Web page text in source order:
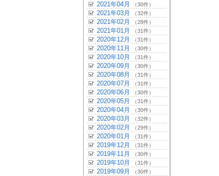
2021年04月 （30件）
2021年03月 （32件）
2021年02月 （28件）
2021年01月 （31件）
2020年12月 （31件）
2020年11月 （30件）
2020年10月 （31件）
2020年09月 （30件）
2020年08月 （31件）
2020年07月 （31件）
2020年06月 （30件）
2020年05月 （31件）
2020年04月 （30件）
2020年03月 （32件）
2020年02月 （29件）
2020年01月 （31件）
2019年12月 （31件）
2019年11月 （30件）
2019年10月 （31件）
2019年09月 （30件）